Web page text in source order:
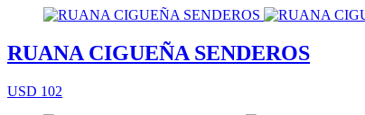
RUANA CIGUEÑA SENDEROS
USD 102